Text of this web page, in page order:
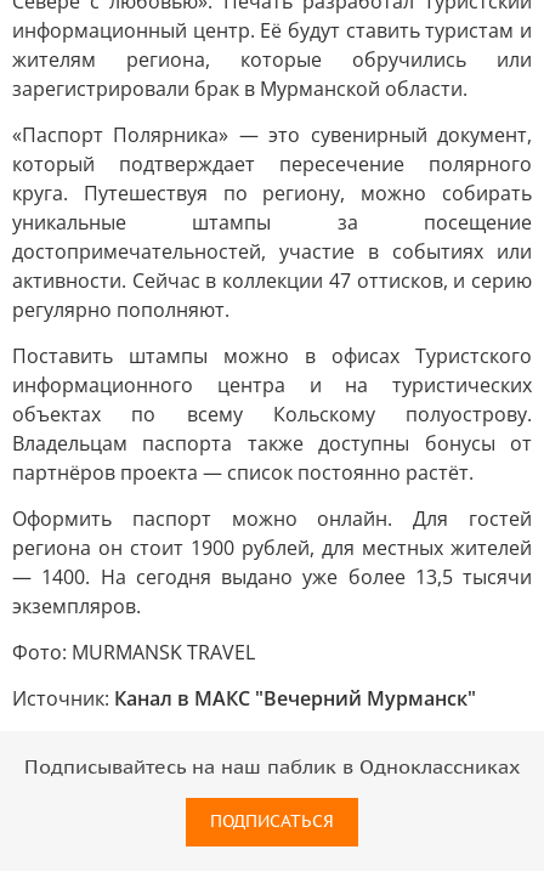
информационный центр. Её будут ставить туристам и
жителям региона, которые обручились или
зарегистрировали брак в Мурманской области.
«Паспорт Полярника» — это сувенирный документ,
который подтверждает пересечение полярного
круга. Путешествуя по региону, можно собирать
уникальные штампы за посещение
достопримечательностей, участие в событиях или
активности. Сейчас в коллекции 47 оттисков, и серию
регулярно пополняют.
Поставить штампы можно в офисах Туристского
информационного центра и на туристических
объектах по всему Кольскому полуострову.
Владельцам паспорта также доступны бонусы от
партнёров проекта — список постоянно растёт.
Оформить паспорт можно онлайн. Для гостей
региона он стоит 1900 рублей, для местных жителей
— 1400. На сегодня выдано уже более 13,5 тысячи
экземпляров.
Фото: MURMANSK TRAVEL
Источник: Канал в МАКС "Вечерний Мурманск"
Подписывайтесь на наш паблик в Одноклассниках
ПОДПИСАТЬСЯ